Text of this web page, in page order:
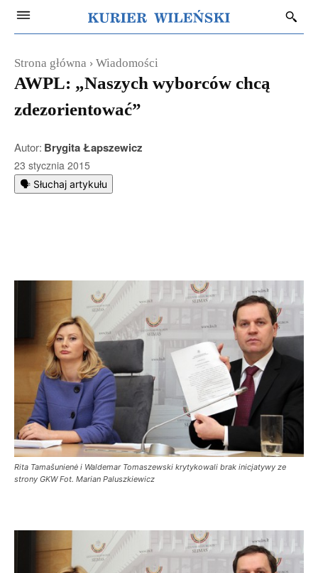
Strona główna Wiadomości
AWPL: „Naszych wyborców chcą
zdezorientować”
Autor: Brygita Łapszewicz
23 stycznia 2015
🗣️ Słuchaj artykułu
Rita Tamašunienė i Waldemar Tomaszewski krytykowali brak inicjatywy ze
strony GKW Fot. Marian Paluszkiewicz